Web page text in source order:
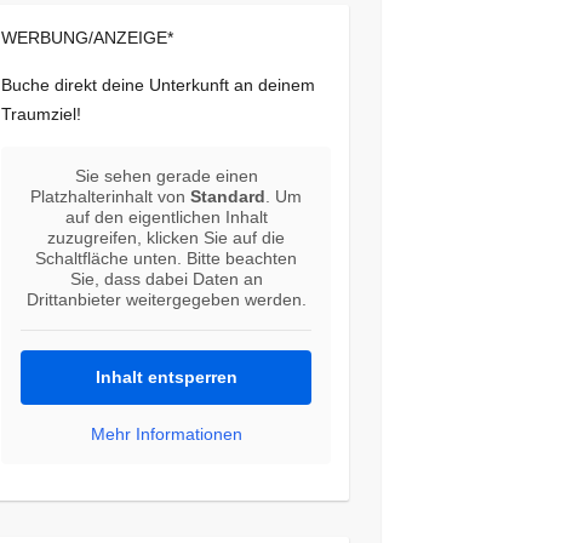
WERBUNG/ANZEIGE*
Buche direkt deine Unterkunft an deinem
Traumziel!
Sie sehen gerade einen
Platzhalterinhalt vonStandard . Um
auf den eigentlichen Inhalt
zuzugreifen, klicken Sie auf die
Schaltfläche unten. Bitte beachten
Sie, dass dabei Daten an
Drittanbieter weitergegeben werden.
Inhalt entsperren
Mehr Informationen